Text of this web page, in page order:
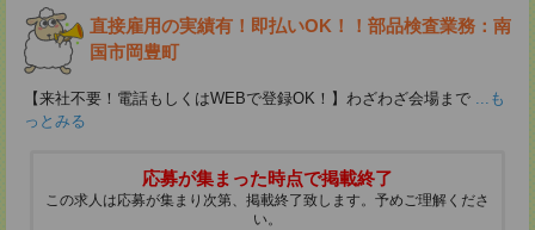
直接雇用の実績有！即払いOK！！部品検査業務：南
国市岡豊町
【来社不要！電話もしくはWEBで登録OK！】わざわざ会場まで ...も
っとみる
応募が集まった時点で掲載終了
この求人は応募が集まり次第、掲載終了致します。予めご理解くださ
い。